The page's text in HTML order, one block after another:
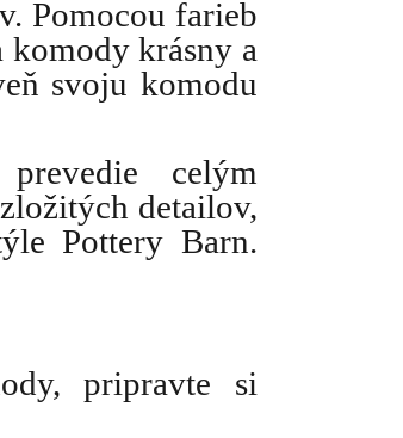
Pomocou farieb
krásny a
svoju komodu
celým
detailov,
Pottery Barn.
pripravte si